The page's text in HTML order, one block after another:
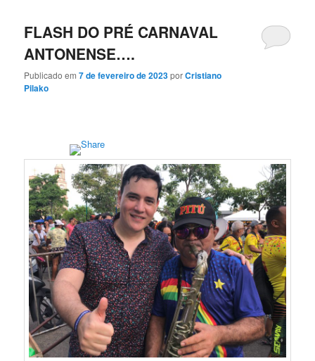
FLASH DO PRÉ CARNAVAL
ANTONENSE….
Publicado em7 de fevereiro de 2023porCristiano
Pilako